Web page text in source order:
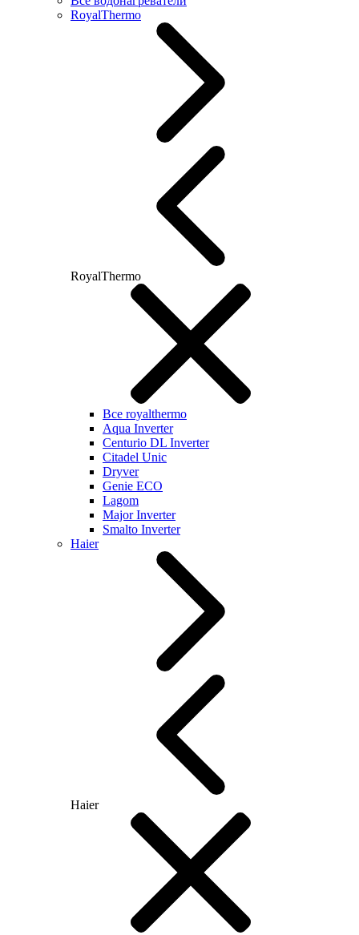
RoyalThermo
RoyalThermo
Все royalthermo
Aqua Inverter
Centurio DL Inverter
Citadel Unic
Dryver
Genie ECO
Lagom
Major Inverter
Smalto Inverter
Haier
Haier